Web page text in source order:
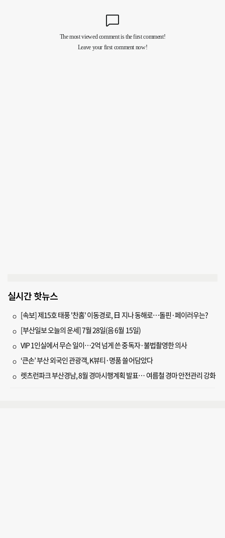
실시간 핫뉴스
[속보] 제15호 태풍 '찬홈' 이동경로, 日 지나 동해로…돌핀·페이러우는?
[부산일보 오늘의 운세] 7월 28일(음 6월 15일)
VIP 1인실에서 무슨 일이…2억 넘게 쓴 중독자·불법촬영한 의사
‘큰손’ 부산 외국인 관광객, K뷰티·명품 쓸어담았다
렛츠런파크 부산경남, 8월 경마시행계획 발표… 여름철 경마 안전관리 강화